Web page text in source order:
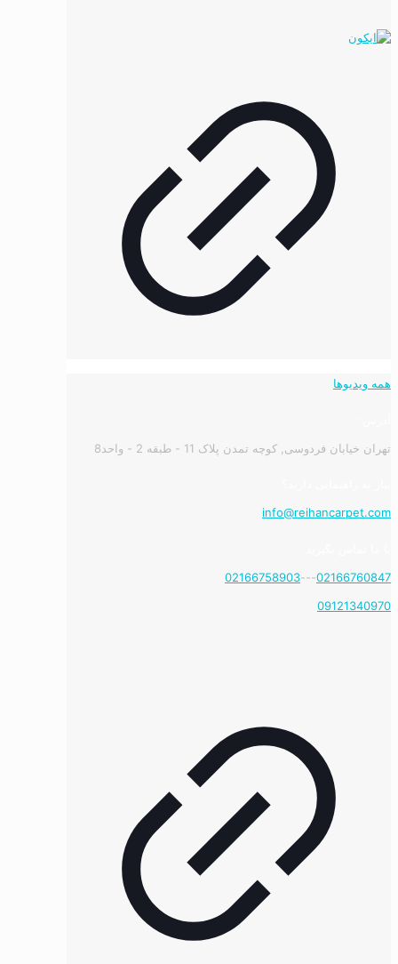
همه ویدیوها
تهران خیابان فردوسی, کوچه تمدن پلاک 11 - طبقه 2 - واحد8
info@reihancarpet.com
02166760847
---
02166758903
09121340970